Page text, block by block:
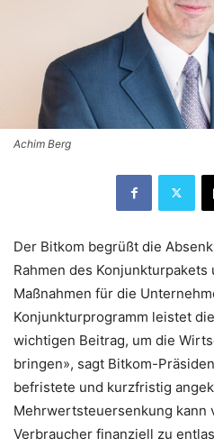
Achim Berg
Der Bitkom begrüßt die
Rahmen des
Maßnahmen für die
Konjunkturprogramm leistet
wichtigen Beitrag, um die
bringen», sagt Bitkom-
befristete und kurzfristig
Mehrwertsteuersenkung kann
Verbraucher finanziell zu